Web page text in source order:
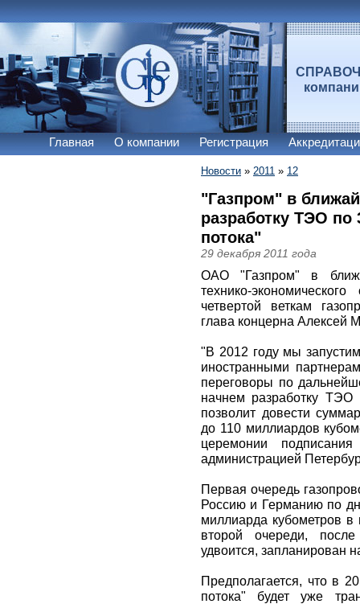
Главная О компании Регистрация
Новости » 2011 » 12
"Газпром" в
разработку ТЭО по
потока"
29 декабря 2011 года
ОАО "Газпром" в
технико-
четвертой веткам
глава концерна Алексей
"В 2012 году мы
иностранными
переговоры по
начнем разработку ТЭО
позволит довести
до 110 миллиардов
церемонии
администрацией
Первая очередь
Россию и Германию по
миллиарда кубометров
второй очереди,
удвоится, запланирован
Предполагается, что в
потока" будет уже